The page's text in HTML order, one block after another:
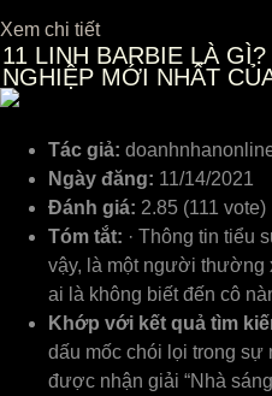
Xem chi tiết
11 LINH BARBIE LÀ
NGHIỆP MỚI NHẤT
Tác giả:
Ngày đăng: 11/14/2021
Đánh giá: 2.85 (111 vote)
Tóm tắt: · Thông tin tiểu
vậy, là một người thường
ai là không biết đến cô
Khớp với kết quả tìm
dấu mốc chói lọi trong sự
được nhận giải “Nhà